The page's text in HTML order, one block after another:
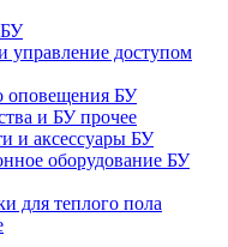
управление доступом
оповещения БУ
и БУ прочее
и аксессуары БУ
оборудование БУ
для теплого пола